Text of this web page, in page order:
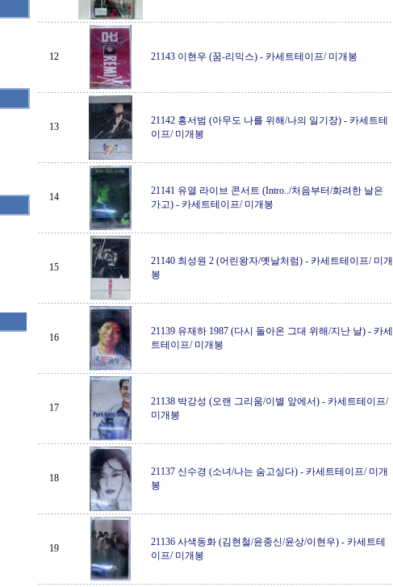
12 21143 이현우 (꿈-리믹스) - 카세트테이프/ 미개봉
13
21142 홍서범 (아무도 나를 위해/나의 일기장) - 카세트테
이프/ 미개봉
14
21141 유열 라이브 콘서트 (Intro../처음부터/화려한 날은
가고) - 카세트테이프/ 미개봉
15
21140 최성원 2 (어린왕자/옛날처럼) - 카세트테이프/ 미개
봉
16
21139 유재하 1987 (다시 돌아온 그대 위해/지난 날) - 카세
트테이프/ 미개봉
17
21138 박강성 (오랜 그리움/이별 앞에서) - 카세트테이프/
미개봉
18
21137 신수경 (소녀/나는 숨고싶다) - 카세트테이프/ 미개
봉
19
21136 사색동화 (김현철/윤종신/윤상/이현우) - 카세트테
이프/ 미개봉